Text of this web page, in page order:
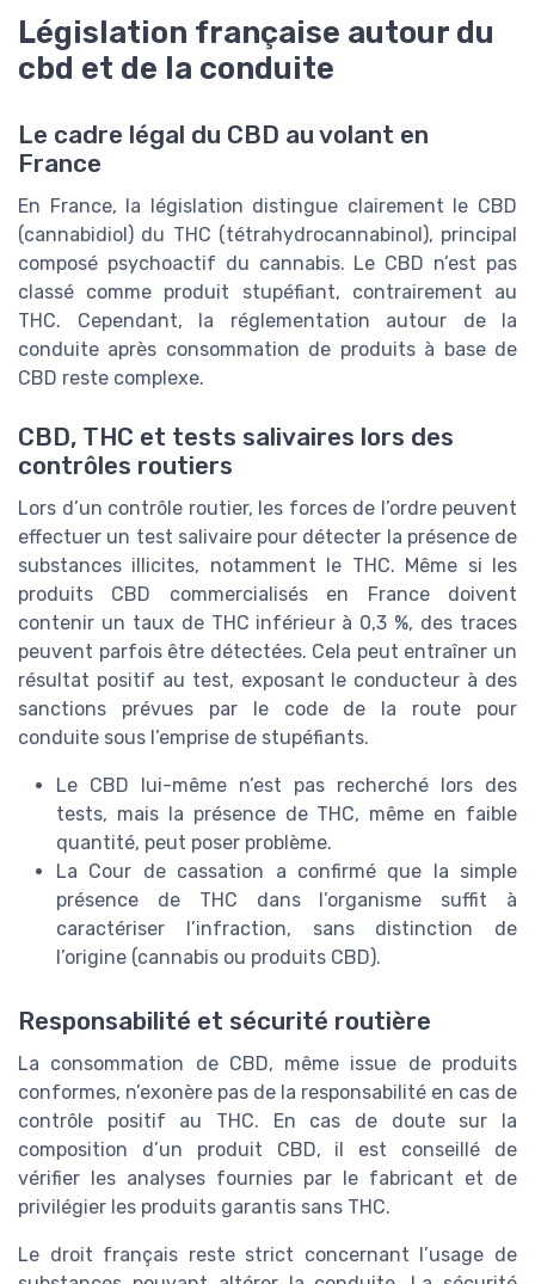
Législation française autour du
cbd et de la conduite
Le cadre légal du CBD au volant en
France
En France, la législation distingue clairement le CBD
(cannabidiol) du THC (tétrahydrocannabinol), principal
composé psychoactif du cannabis. Le CBD n’est pas
classé comme produit stupéfiant, contrairement au
THC. Cependant, la réglementation autour de la
conduite après consommation de produits à base de
CBD reste complexe.
CBD, THC et tests salivaires lors des
contrôles routiers
Lors d’un contrôle routier, les forces de l’ordre peuvent
effectuer un test salivaire pour détecter la présence de
substances illicites, notamment le THC. Même si les
produits CBD commercialisés en France doivent
contenir un taux de THC inférieur à 0,3 %, des traces
peuvent parfois être détectées. Cela peut entraîner un
résultat positif au test, exposant le conducteur à des
sanctions prévues par le code de la route pour
conduite sous l’emprise de stupéfiants.
Le CBD lui-même n’est pas recherché lors des
tests, mais la présence de THC, même en faible
quantité, peut poser problème.
La Cour de cassation a confirmé que la simple
présence de THC dans l’organisme suffit à
caractériser l’infraction, sans distinction de
l’origine (cannabis ou produits CBD).
Responsabilité et sécurité routière
La consommation de CBD, même issue de produits
conformes, n’exonère pas de la responsabilité en cas de
contrôle positif au THC. En cas de doute sur la
composition d’un produit CBD, il est conseillé de
vérifier les analyses fournies par le fabricant et de
privilégier les produits garantis sans THC.
Le droit français reste strict concernant l’usage de